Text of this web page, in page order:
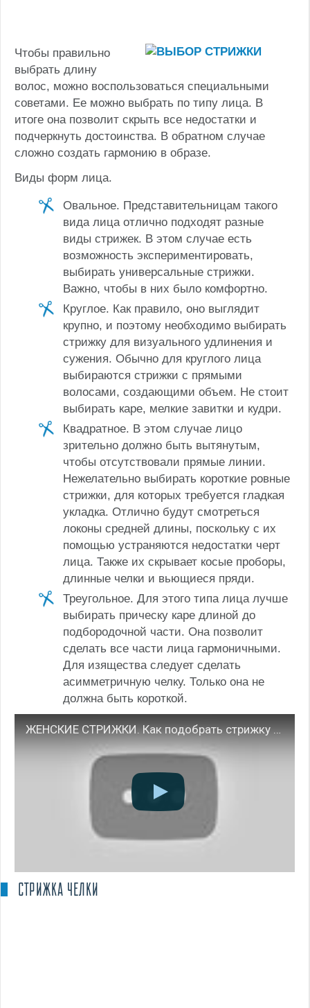
Чтобы правильно
выбрать длину
волос, можно воспользоваться специальными
советами. Ее можно выбрать по типу лица. В
итоге она позволит скрыть все недостатки и
подчеркнуть достоинства. В обратном случае
сложно создать гармонию в образе.
Виды форм лица.
Овальное. Представительницам такого
вида лица отлично подходят разные
виды стрижек. В этом случае есть
возможность экспериментировать,
выбирать универсальные стрижки.
Важно, чтобы в них было комфортно.
Круглое. Как правило, оно выглядит
крупно, и поэтому необходимо выбирать
стрижку для визуального удлинения и
сужения. Обычно для круглого лица
выбираются стрижки с прямыми
волосами, создающими объем. Не стоит
выбирать каре, мелкие завитки и кудри.
Квадратное. В этом случае лицо
зрительно должно быть вытянутым,
чтобы отсутствовали прямые линии.
Нежелательно выбирать короткие ровные
стрижки, для которых требуется гладкая
укладка. Отлично будут смотреться
локоны средней длины, поскольку с их
помощью устраняются недостатки черт
лица. Также их скрывает косые проборы,
длинные челки и вьющиеся пряди.
Треугольное. Для этого типа лица лучше
выбирать прическу каре длиной до
подбородочной части. Она позволит
сделать все части лица гармоничными.
Для изящества следует сделать
асимметричную челку. Только она не
должна быть короткой.
ЖЕНСКИЕ СТРИЖКИ. Как подобрать стрижку по форме лица, фигуре и возрасту [Академия Моды и Стиля]
СТРИЖКА ЧЕЛКИ